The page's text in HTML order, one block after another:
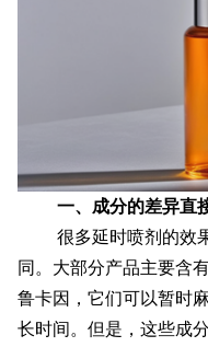
一、成分的差异直
很多延时喷剂的效
同。大部分产品主要含
鲁卡因，它们可以暂时
长时间。但是，这些成